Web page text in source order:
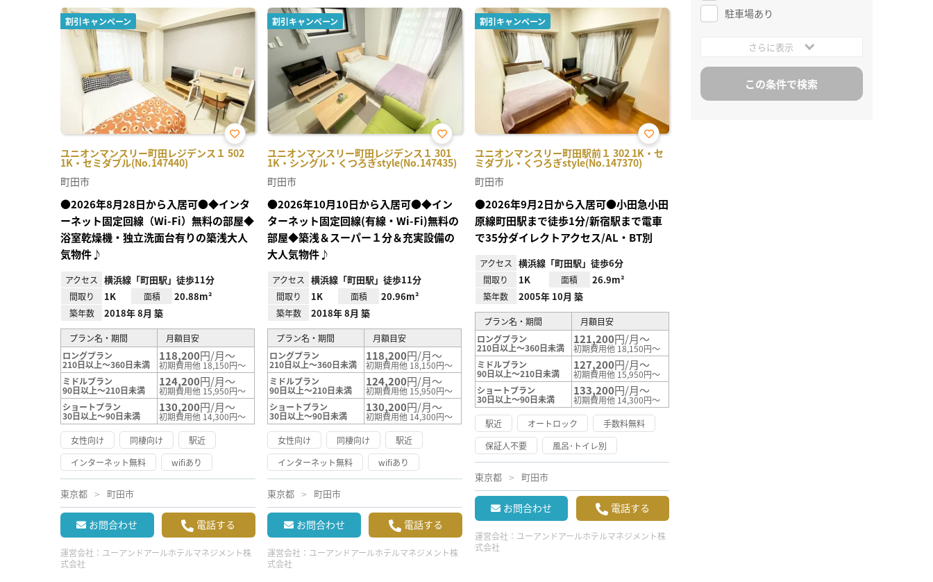
割引キャンペーン
ユニオンマンスリー町田レジデンス１ 502
1K・セミダブル(No.147440)
お気
に入
町田市
●2026年8月28日から入居可●◆インタ
ーネット固定回線（Wi-Fi）無料の部屋◆
浴室乾燥機・独立洗面台有りの築浅大人
気物件♪
アクセス 横浜線「町田駅」徒歩11分
間取り 1K 面積 20.88m²
築年数 2018年 8月 築
プラン名・期間
月額目安
ロングプラン
210日以上～360日未満
118,200円/月～
初期費用他 18,150円～
ミドルプラン
90日以上～210日未満
124,200円/月～
初期費用他 15,950円～
ショートプラン
30日以上～90日未満
130,200円/月～
初期費用他 14,300円～
女性向け
同棲向け
駅近
インターネット無料
wifiあり
東京都 町田市
お問合わせ 電話する
運営会社： ユーアンドアールホテルマネジメント株
式会社
割引キャンペーン
ユニオンマンスリー町田レジデンス１ 301
1K・シングル・くつろぎstyle(No.147435)
お気
に入
り登
町田市
●2026年10月10日から入居可●◆イン
ターネット固定回線(有線・Wi-Fi)無料の
部屋◆築浅＆スーパー１分＆充実設備の
大人気物件♪
アクセス 横浜線「町田駅」徒歩11分
間取り 1K 面積 20.96m²
築年数 2018年 8月 築
プラン名・期間
月額目安
ロングプラン
210日以上～360日未満
118,200円/月～
初期費用他 18,150円～
ミドルプラン
90日以上～210日未満
124,200円/月～
初期費用他 15,950円～
ショートプラン
30日以上～90日未満
130,200円/月～
初期費用他 14,300円～
女性向け
同棲向け
駅近
インターネット無料
wifiあり
東京都 町田市
お問合わせ 電話する
運営会社： ユーアンドアールホテルマネジメント株
式会社
割引キャンペーン
ユニオンマンスリー町田駅前１ 302 1K・セ
ミダブル・くつろぎstyle(No.147370)
お気
に入
り登
町田市
●2026年9月2日から入居可●小田急小田
原線町田駅まで徒歩1分/新宿駅まで電車
で35分ダイレクトアクセス/AL・BT別
アクセス 横浜線「町田駅」徒歩6分
間取り 1K 面積 26.9m²
築年数 2005年 10月 築
プラン名・期間
月額目安
ロングプラン
210日以上～360日未満
121,200円/月～
初期費用他 18,150円～
ミドルプラン
90日以上～210日未満
127,200円/月～
初期費用他 15,950円～
ショートプラン
30日以上～90日未満
133,200円/月～
初期費用他 14,300円～
駅近
オートロック
手数料無料
保証人不要
風呂･トイレ別
東京都 町田市
お問合わせ 電話する
運営会社： ユーアンドアールホテルマネジメント株
式会社
駐車場あり
さらに表示